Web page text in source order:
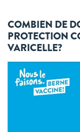
COMBIEN DE
PROTECTION
VARICELLE?